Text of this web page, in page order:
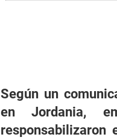
Según un
en Jordania,
responsabilizaron